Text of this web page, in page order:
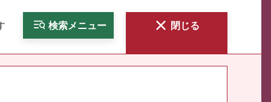
検索メニュー 閉じる